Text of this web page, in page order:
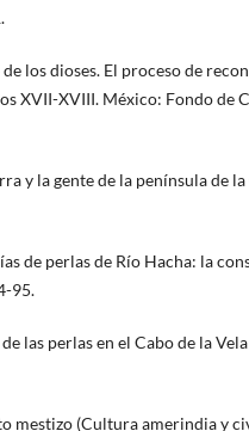
los dioses. El proceso de
XVII-XVIII. México: Fondo de
y la gente de la península de la
de perlas de Río Hacha: la
95.
las perlas en el Cabo de la
mestizo (Cultura amerindia y